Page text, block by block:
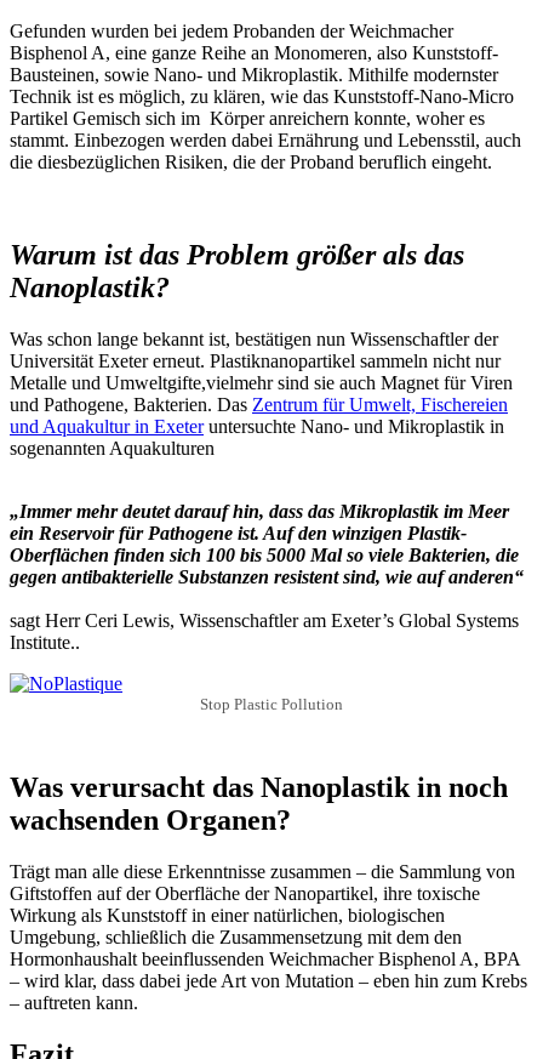
Gefunden wurden bei jedem Probanden der Weichmacher
Bisphenol A, eine ganze Reihe an Monomeren, also Kunststoff-
Bausteinen, sowie Nano- und Mikroplastik. Mithilfe modernster
Technik ist es möglich, zu klären, wie das Kunststoff-Nano-Micro
Partikel Gemisch sich im Körper anreichern konnte, woher es
stammt. Einbezogen werden dabei Ernährung und Lebensstil, auch
die diesbezüglichen Risiken, die der Proband beruflich eingeht.
Warum ist das Problem größer als das
Nanoplastik?
Was schon lange bekannt ist, bestätigen nun Wissenschaftler der
Universität Exeter erneut. Plastiknanopartikel sammeln nicht nur
Metalle und Umweltgifte,vielmehr sind sie auch Magnet für Viren
und Pathogene, Bakterien. Das Zentrum für Umwelt, Fischereien
und Aquakultur in Exeteruntersuchte Nano- und Mikroplastik in
sogenannten Aquakulturen
„Immer mehr deutet darauf hin, dass das Mikroplastik im Meer
ein Reservoir für Pathogene ist. Auf den winzigen Plastik-
Oberflächen finden sich 100 bis 5000 Mal so viele Bakterien, die
gegen antibakterielle Substanzen resistent sind, wie auf anderen“
sagt Herr Ceri Lewis, Wissenschaftler am Exeter’s Global Systems
Institute..
Stop Plastic Pollution
Was verursacht das Nanoplastik in noch
wachsenden Organen?
Trägt man alle diese Erkenntnisse zusammen – die Sammlung von
Giftstoffen auf der Oberfläche der Nanopartikel, ihre toxische
Wirkung als Kunststoff in einer natürlichen, biologischen
Umgebung, schließlich die Zusammensetzung mit dem den
Hormonhaushalt beeinflussenden Weichmacher Bisphenol A, BPA
– wird klar, dass dabei jede Art von Mutation – eben hin zum Krebs
– auftreten kann.